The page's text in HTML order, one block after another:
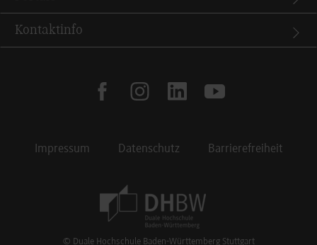
Kontaktinfo
facebookinstagramlinkedinyoutube
Impressum Datenschutz Barrierefreiheit
© Duale Hochschule Baden-Württemberg Stuttgart